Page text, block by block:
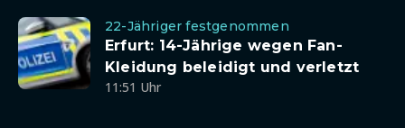
22-Jähriger festgenommen
Erfurt: 14-Jährige wegen Fan-
Kleidung beleidigt und verletzt
11:51 Uhr